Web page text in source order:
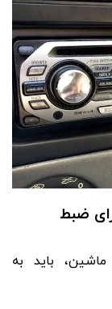
ضبط
باید به